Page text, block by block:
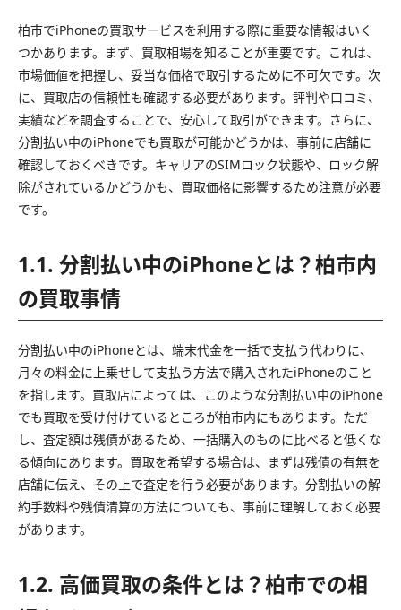
柏市でiPhoneの買取サービスを利用する際に重要な情報はいく
つかあります。まず、買取相場を知ることが重要です。これは、
市場価値を把握し、妥当な価格で取引するために不可欠です。次
に、買取店の信頼性も確認する必要があります。評判や口コミ、
実績などを調査することで、安心して取引ができます。さらに、
分割払い中のiPhoneでも買取が可能かどうかは、事前に店舗に
確認しておくべきです。キャリアのSIMロック状態や、ロック解
除がされているかどうかも、買取価格に影響するため注意が必要
です。
1.1. 分割払い中のiPhoneとは？柏市内
の買取事情
分割払い中のiPhoneとは、端末代金を一括で支払う代わりに、
月々の料金に上乗せして支払う方法で購入されたiPhoneのこと
を指します。買取店によっては、このような分割払い中のiPhone
でも買取を受け付けているところが柏市内にもあります。ただ
し、査定額は残債があるため、一括購入のものに比べると低くな
る傾向にあります。買取を希望する場合は、まずは残債の有無を
店舗に伝え、その上で査定を行う必要があります。分割払いの解
約手数料や残債清算の方法についても、事前に理解しておく必要
があります。
1.2. 高価買取の条件とは？柏市での相